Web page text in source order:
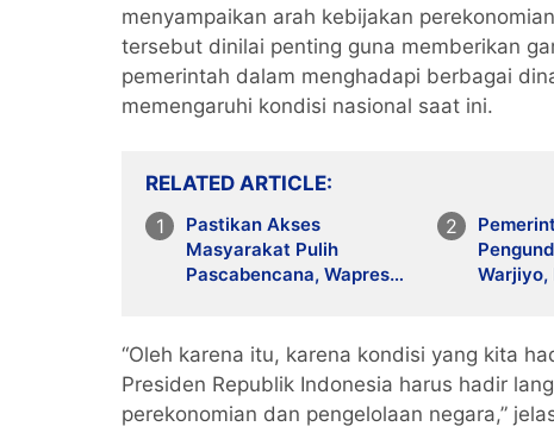
menyampaikan arah kebijakan
tersebut dinilai penting guna memberikan
pemerintah dalam menghadapi berbagai
memengaruhi kondisi nasional saat ini.
RELATED ARTICLE
Pastikan Akses
Masyarakat Pulih
Pascabencana, Wapres
Kendawi
Warjiyo,
“Oleh karena itu, karena kondisi yang kita
Presiden Republik Indonesia harus hadir
perekonomian dan pengelolaan negara,”